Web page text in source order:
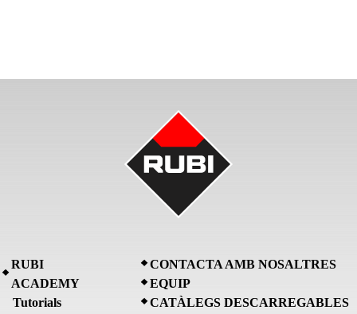
RUBI
ACADEMY
Tutorials
CONTACTA AMB NOSALTRES
EQUIP
CATÀLEGS DESCARREGABLES